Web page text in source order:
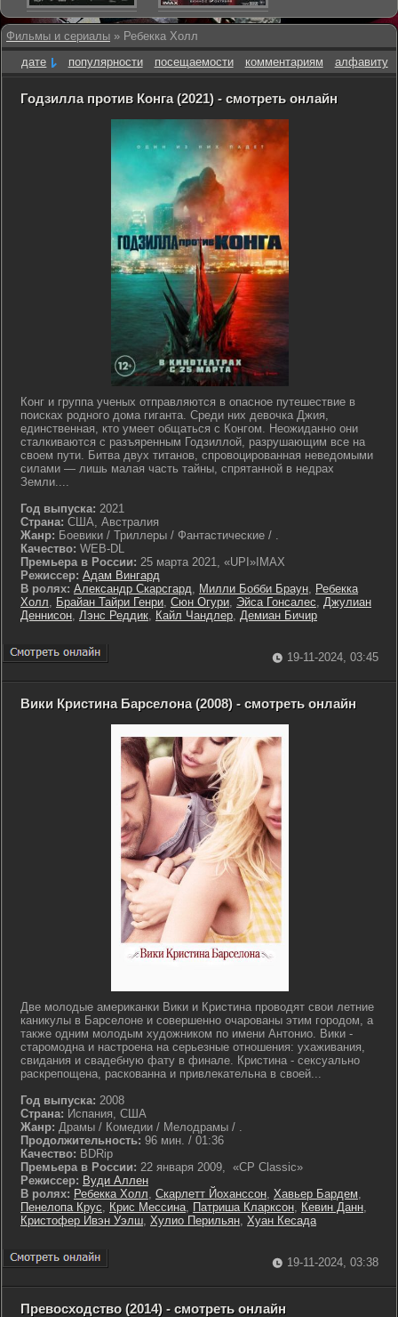
Фильмы и сериалы » Ребекка Холл
дате
популярности посещаемости комментариям алфавиту
Годзилла против Конга (2021) - смотреть онлайн
Конг и группа ученых отправляются в опасное путешествие в
поисках родного дома гиганта. Среди них девочка Джия,
единственная, кто умеет общаться с Конгом. Неожиданно они
сталкиваются с разъяренным Годзиллой, разрушающим все на
своем пути. Битва двух титанов, спровоцированная неведомыми
силами — лишь малая часть тайны, спрятанной в недрах
Земли....
Год выпуска: 2021
Страна: США, Австралия
Жанр: Боевики / Триллеры / Фантастические / .
Качество: WEB-DL
Премьера в России: 25 марта 2021, «UPI»IMAX
Режиссер: Адам Вингард
В ролях: Александр Скарсгард, Милли Бобби Браун, Ребекка
Холл, Брайан Тайри Генри, Сюн Огури, Эйса Гонсалес, Джулиан
Деннисон, Лэнс Реддик, Кайл Чандлер, Демиан Бичир
19-11-2024, 03:45
Вики Кристина Барселона (2008) - смотреть онлайн
Две молодые американки Вики и Кристина проводят свои летние
каникулы в Барселоне и совершенно очарованы этим городом, а
также одним молодым художником по имени Антонио. Вики -
старомодна и настроена на серьезные отношения: ухаживания,
свидания и свадебную фату в финале. Кристина - сексуально
раскрепощена, раскованна и привлекательна в своей...
Год выпуска: 2008
Страна: Испания, США
Жанр: Драмы / Комедии / Мелодрамы / .
Продолжительность: 96 мин. / 01:36
Качество: BDRip
Премьера в России: 22 января 2009, «CP Classic»
Режиссер: Вуди Аллен
В ролях: Ребекка Холл, Скарлетт Йоханссон, Хавьер Бардем,
Пенелопа Крус, Крис Мессина, Патриша Кларксон, Кевин Данн,
Кристофер Ивэн Уэлш, Хулио Перильян, Хуан Кесада
19-11-2024, 03:38
Превосходство (2014) - смотреть онлайн